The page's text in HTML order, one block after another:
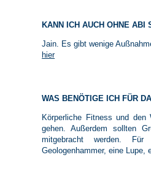
KANN ICH AUCH OHNE ABI
Jain. Es gibt wenige
hier
WAS BENÖTIGE ICH FÜR
Körperliche Fitness und
gehen. Außerdem sollten
mitgebracht werden.
Geologenhammer, eine Lupe,